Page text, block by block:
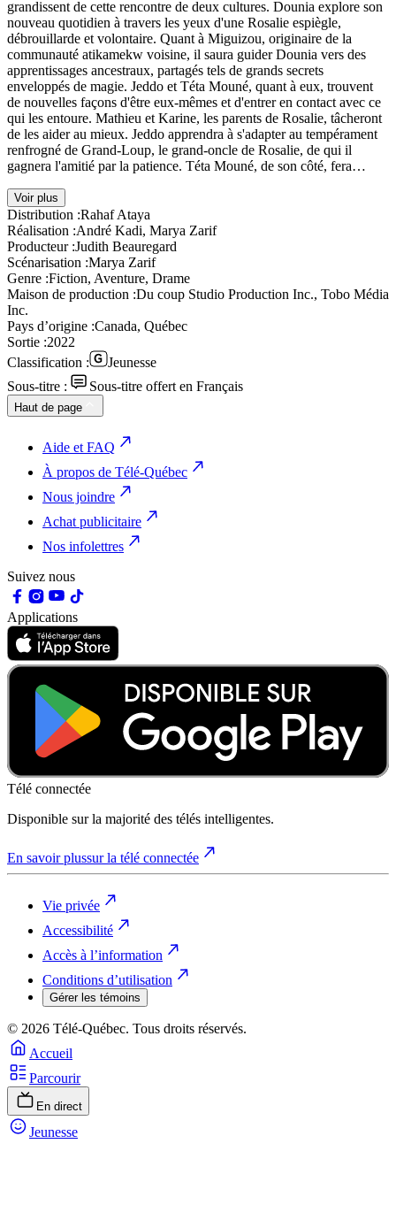
grandissent de cette rencontre de deux cultures. Dounia explore son
nouveau quotidien à travers les yeux d'une Rosalie espiègle,
débrouillarde et volontaire. Quant à Miguizou, originaire de la
communauté atikamekw voisine, il saura guider Dounia vers des
apprentissages ancestraux, partagés tels de grands secrets
enveloppés de magie. Jeddo et Téta Mouné, quant à eux, trouvent
de nouvelles façons d'être eux-mêmes et d'entrer en contact avec ce
qui les entoure. Mathieu et Karine, les parents de Rosalie, tâcheront
de les aider au mieux. Jeddo apprendra à s'adapter au tempérament
renfrogné de Grand-Loup, le grand-oncle de Rosalie, de qui il
gagnera l'amitié par la patience. Téta Mouné, de son côté, fera…
Voir plus
Distribution :Rahaf Ataya
Réalisation :André Kadi, Marya Zarif
Producteur :Judith Beauregard
Scénarisation :Marya Zarif
Genre :Fiction, Aventure, Drame
Maison de production :Du coup Studio Production Inc., Tobo Média
Inc.
Pays d’origine :Canada, Québec
Sortie :2022
Classification :
Jeunesse
Sous-titre :
Sous-titre offert en Français
Haut de page
Aide et FAQ
À propos de Télé-Québec
Nous joindre
Achat publicitaire
Nos infolettres
Suivez nous
Applications
Télé connectée
Disponible sur la majorité des télés intelligentes.
En savoir plussur la télé connectée
Vie privée
Accessibilité
Accès à l’information
Conditions d’utilisation
Gérer les témoins
© 2026 Télé-Québec. Tous droits réservés.
Accueil
Parcourir
En direct
Jeunesse